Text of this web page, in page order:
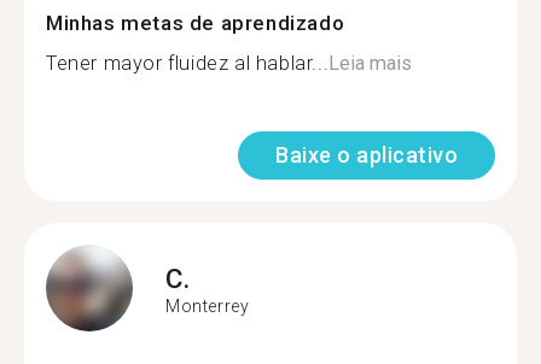
Minhas metas de aprendizado
Tener mayor fluidez al hablar... Leia mais
Baixe o aplicativo
C.
Monterrey